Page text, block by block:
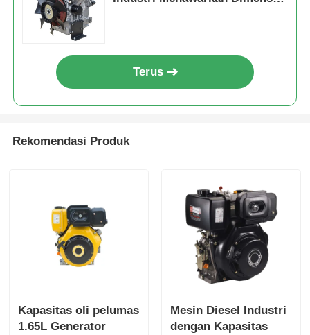
Terus
Rekomendasi Produk
Kapasitas oli pelumas
1.65L Generator
Mesin Diesel Industri
dengan Kapasitas